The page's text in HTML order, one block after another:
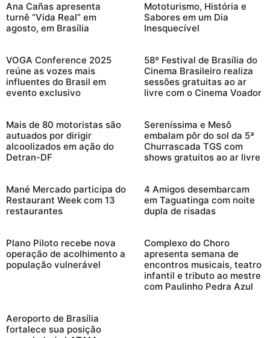
Ana Cañas apresenta
turnê “Vida Real” em
agosto, em Brasília
Mototurismo, História e
Sabores em um Dia
Inesquecível
VOGA Conference 2025
reúne as vozes mais
influentes do Brasil em
evento exclusivo
58º Festival de Brasília do
Cinema Brasileiro realiza
sessões gratuitas ao ar
livre com o Cinema Voador
Mais de 80 motoristas são
autuados por dirigir
alcoolizados em ação do
Detran-DF
Sereníssima e Mesô
embalam pôr do sol da 5ª
Churrascada TGS com
shows gratuitos ao ar livre
Mané Mercado participa do
Restaurant Week com 13
restaurantes
4 Amigos desembarcam
em Taguatinga com noite
dupla de risadas
Plano Piloto recebe nova
operação de acolhimento a
população vulnerável
Complexo do Choro
apresenta semana de
encontros musicais, teatro
infantil e tributo ao mestre
com Paulinho Pedra Azul
Aeroporto de Brasília
fortalece sua posição